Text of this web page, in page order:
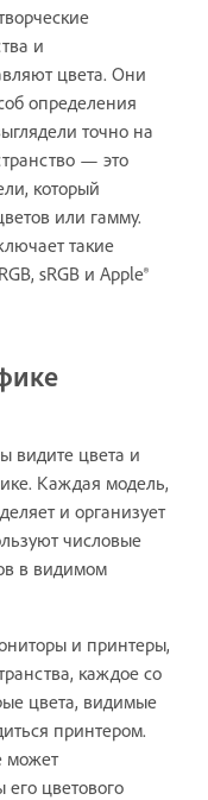
и
цвета. Они
определения
точно на
— это
который
или гамму.
такие
sRGB и Apple®
видите цвета и
Каждая модель,
и организует
числовые
в видимом
и принтеры,
каждое со
цвета, видимые
принтером.
может
его цветового